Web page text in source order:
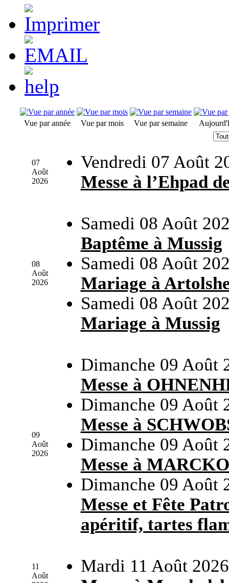
Vue par année Vue par mois Vue par semaine
07
Août
2026
Vendredi 07 Août
Messe à l’Ehpad
08
Août
2026
Samedi 08 Août
Baptême à Mussig
Samedi 08 Août
Mariage à
Samedi 08 Août
Mariage à Mussig
09
Août
2026
Dimanche 09 Août
Messe à
Dimanche 09 Août
Messe à
Dimanche 09 Août
Messe à
Dimanche 09 Août
Messe et Fête
apéritif, tartes
11
Août
Mardi 11 Août